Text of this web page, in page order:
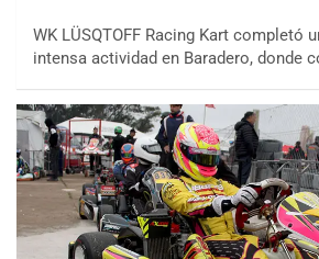
WK LÜSQTOFF Racing Kart completó
intensa actividad en Baradero, donde